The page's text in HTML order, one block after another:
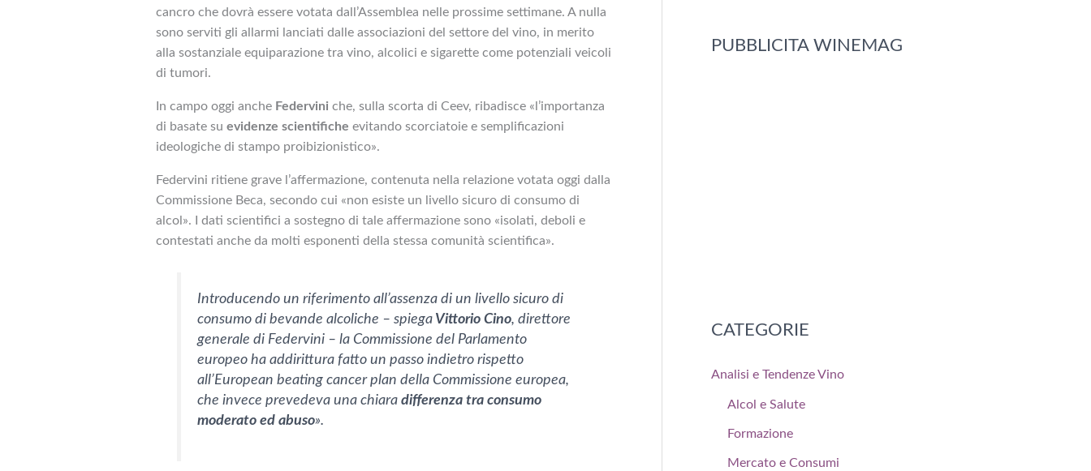
cancro che dovrà essere votata dall’Assemblea nelle prossime settimane. A nulla
sono serviti gli allarmi lanciati dalle associazioni del settore del vino, in merito
alla sostanziale equiparazione tra vino, alcolici e sigarette come potenziali veicoli
di tumori.
In campo oggi anche Federvini che, sulla scorta di Ceev, ribadisce «l’importanza
di basate su evidenze scientifiche evitando scorciatoie e semplificazioni
ideologiche di stampo proibizionistico».
Federvini ritiene grave l’affermazione, contenuta nella relazione votata oggi dalla
Commissione Beca, secondo cui «non esiste un livello sicuro di consumo di
alcol». I dati scientifici a sostegno di tale affermazione sono «isolati, deboli e
contestati anche da molti esponenti della stessa comunità scientifica».
Introducendo un riferimento all’assenza di un livello sicuro di
consumo di bevande alcoliche – spiega Vittorio Cino, direttore
generale di Federvini – la Commissione del Parlamento
europeo ha addirittura fatto un passo indietro rispetto
all’European beating cancer plan della Commissione europea,
che invece prevedeva una chiaradifferenza tra consumo
moderato ed abuso».
PUBBLICITA WINEMAG
CATEGORIE
Analisi e Tendenze Vino
Alcol e Salute
Formazione
Mercato e Consumi